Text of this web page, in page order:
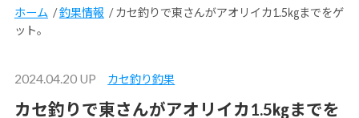
ホーム /釣果情報 /カセ釣りで東さんがアオリイカ1.5㎏までをゲ
ット。
2024.04.20 UP カセ釣り釣果
カセ釣りで東さんがアオリイカ1.5㎏までを